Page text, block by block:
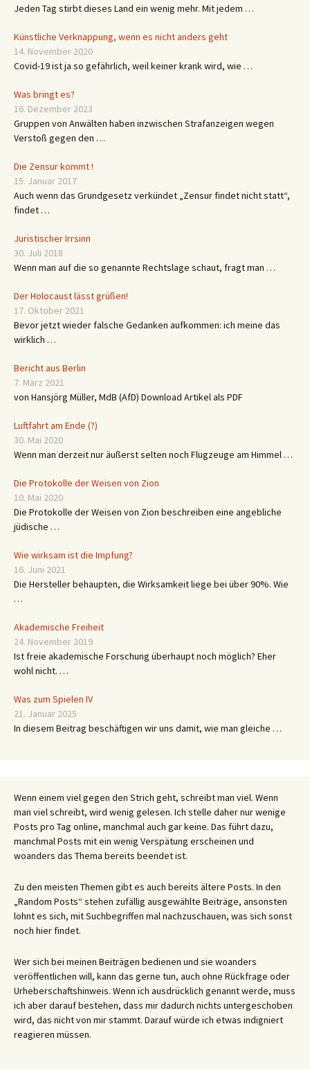
Jeden Tag stirbt dieses Land ein wenig mehr. Mit jedem …
Künstliche Verknappung, wenn es nicht anders geht
14. November 2020
Covid-19 ist ja so gefährlich, weil keiner krank wird, wie …
Was bringt es?
16. Dezember 2023
Gruppen von Anwälten haben inzwischen Strafanzeigen wegen
Verstoß gegen den …
Die Zensur kommt !
15. Januar 2017
Auch wenn das Grundgesetz verkündet „Zensur findet nicht statt“,
findet …
Juristischer Irrsinn
30. Juli 2018
Wenn man auf die so genannte Rechtslage schaut, fragt man …
Der Holocaust lässt grüßen!
17. Oktober 2021
Bevor jetzt wieder falsche Gedanken aufkommen: ich meine das
wirklich …
Bericht aus Berlin
7. März 2021
von Hansjörg Müller, MdB (AfD) Download Artikel als PDF
Luftfahrt am Ende (?)
30. Mai 2020
Wenn man derzeit nur äußerst selten noch Flugzeuge am Himmel …
Die Protokolle der Weisen von Zion
10. Mai 2020
Die Protokolle der Weisen von Zion beschreiben eine angebliche
jüdische …
Wie wirksam ist die Impfung?
16. Juni 2021
Die Hersteller behaupten, die Wirksamkeit liege bei über 90%. Wie
…
Akademische Freiheit
24. November 2019
Ist freie akademische Forschung überhaupt noch möglich? Eher
wohl nicht. …
Was zum Spielen IV
21. Januar 2025
In diesem Beitrag beschäftigen wir uns damit, wie man gleiche …
Wenn einem viel gegen den Strich geht, schreibt man viel. Wenn
man viel schreibt, wird wenig gelesen. Ich stelle daher nur wenige
Posts pro Tag online, manchmal auch gar keine. Das führt dazu,
manchmal Posts mit ein wenig Verspätung erscheinen und
woanders das Thema bereits beendet ist.
Zu den meisten Themen gibt es auch bereits ältere Posts. In den
„Random Posts“ stehen zufällig ausgewählte Beiträge, ansonsten
lohnt es sich, mit Suchbegriffen mal nachzuschauen, was sich sonst
noch hier findet.
Wer sich bei meinen Beiträgen bedienen und sie woanders
veröffentlichen will, kann das gerne tun, auch ohne Rückfrage oder
Urheberschaftshinweis. Wenn ich ausdrücklich genannt werde, muss
ich aber darauf bestehen, dass mir dadurch nichts untergeschoben
wird, das nicht von mir stammt. Darauf würde ich etwas indigniert
reagieren müssen.